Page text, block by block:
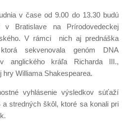
v čase od 9.00 do 13.30 budú
v Bratislave na Prírodovedeckej
V rámci nich aj prednáška
sekvenovala genóm DNA
anglického kráľa Richarda III.,
Williama Shakespearea.
vyhlásenie výsledkov súťaží
a stredných škôl, ktoré sa konali pri